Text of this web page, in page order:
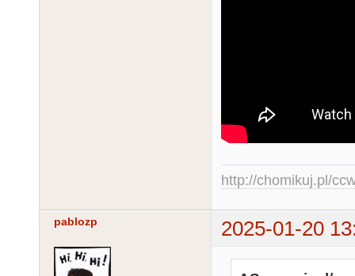
http://chomikuj.pl/
pablozp 2025-01-20